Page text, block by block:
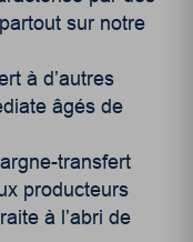
sur notre
à d’autres
âgés de
transfert
producteurs
à l’abri de